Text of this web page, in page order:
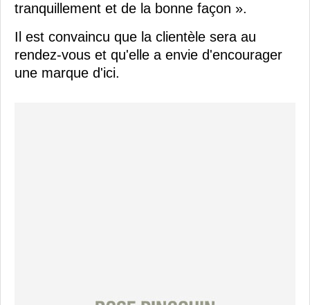
tranquillement et de la bonne façon ».
Il est convaincu que la clientèle sera au
rendez-vous et qu'elle a envie d'encourager
une marque d'ici.